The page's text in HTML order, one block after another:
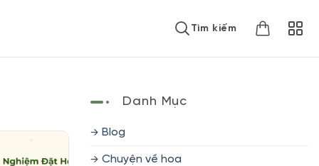
Tìm kiếm
Danh Mục
Blog
Chuyện về hoa